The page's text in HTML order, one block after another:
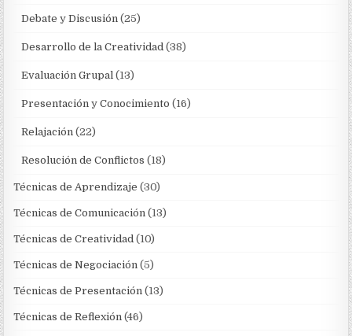
Debate y Discusión (25)
Desarrollo de la Creatividad (38)
Evaluación Grupal (13)
Presentación y Conocimiento (16)
Relajación (22)
Resolución de Conflictos (18)
Técnicas de Aprendizaje (30)
Técnicas de Comunicación (13)
Técnicas de Creatividad (10)
Técnicas de Negociación (5)
Técnicas de Presentación (13)
Técnicas de Reflexión (46)